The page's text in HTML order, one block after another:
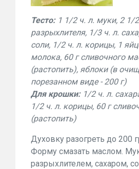
Тесто: 1 1/2 ч. л. муки, 2 1/
разрыхлителя, 1/3 ч. л.
соли, 1/2 ч. л. корицы, 1
молока, 60 г сливочного
(растопить), яблоки (в
порезанном виде - 200 г)
Для крошки:1/2 ч. л.
1/2 ч. л. корицы, 60 г
(растопить)
Духовку разогреть до 200
Форму смазать маслом.
разрыхлителем, сахаром,